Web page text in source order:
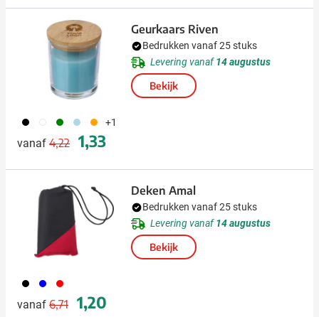
001 002 004 018 007 +1
vanaf
Normale prijs
4,22
Speciale prijs
1,33
Geurkaars Riven
Bedrukken vanaf 25 stuks
Levering vanaf14 augustus
Bekijk
001 005 008
vanaf
Normale prijs
6,71
Speciale prijs
1,20
Deken Amal
Bedrukken vanaf 25 stuks
Levering vanaf14 augustus
Bekijk